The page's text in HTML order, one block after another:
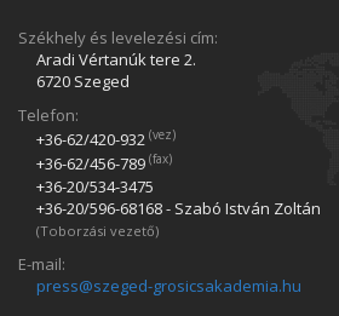
Székhely és levelezési cím:
Aradi Vértanúk tere 2.
6720 Szeged
Telefon:
+36-62/420­-932 (vez)
+36-62/456­-789 (fax)
+36-20/534­-3475
+36-20/596­-68168 - Szabó István Zoltán
(Toborzási vezető)
E-mail:
press@szeged-grosicsakademia.hu